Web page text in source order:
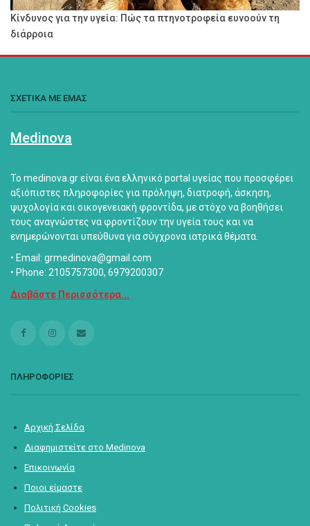
Κίνδυνος για την υγεία: Πώς τα πτηνοτροφεία ευνοούν τη
διάρροια
ΣΧΕΤΙΚΑ ΜΕ ΕΜΑΣ
Medinova
Το medinova.gr είναι ένα ελληνικό portal υγείας που προσφέρει
αξιόπιστες πληροφορίες για πρόληψη, διατροφή, άσκηση,
ψυχολογία και οικογενειακή φροντίδα, με στόχο να βοηθήσει
τους αναγνώστες να φροντίζουν την υγεία τους και να
ενημερώνονται υπεύθυνα για σύγχρονα ιατρικά θέματα.
• Email: grmedinova@gmail.com
• Phone: 2105757300, 6979200307
Διαβάστε Περισσότερα...
ΠΛΗΡΟΦΟΡΙΕΣ
Αρχική Σελίδα
Διαφημιστείτε στο Medinova
Επικοινωνία
Ποιοι είμαστε
Πολιτική Cookies